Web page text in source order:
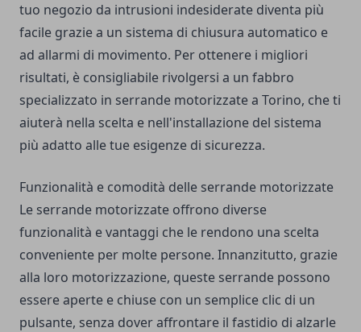
tuo negozio da intrusioni indesiderate diventa più
facile grazie a un sistema di chiusura automatico e
ad allarmi di movimento. Per ottenere i migliori
risultati, è consigliabile rivolgersi a un fabbro
specializzato in serrande motorizzate a Torino, che ti
aiuterà nella scelta e nell'installazione del sistema
più adatto alle tue esigenze di sicurezza.
Funzionalità e comodità delle serrande motorizzate
Le serrande motorizzate offrono diverse
funzionalità e vantaggi che le rendono una scelta
conveniente per molte persone. Innanzitutto, grazie
alla loro motorizzazione, queste serrande possono
essere aperte e chiuse con un semplice clic di un
pulsante, senza dover affrontare il fastidio di alzarle